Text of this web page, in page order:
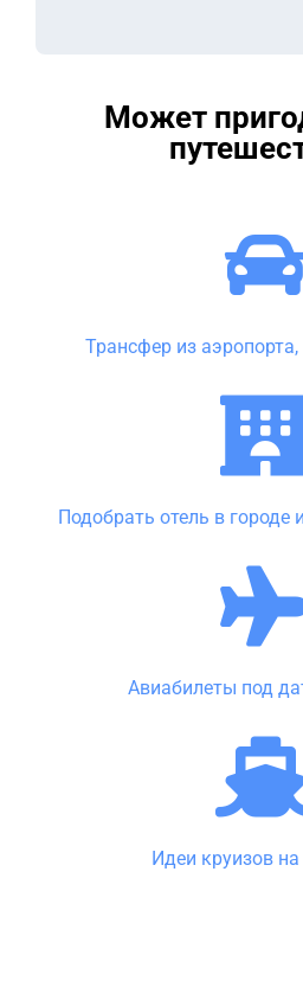
Может
Трансфер из аэропорта,
Подобрать отель в
Авиабилеты под
Идеи круизов